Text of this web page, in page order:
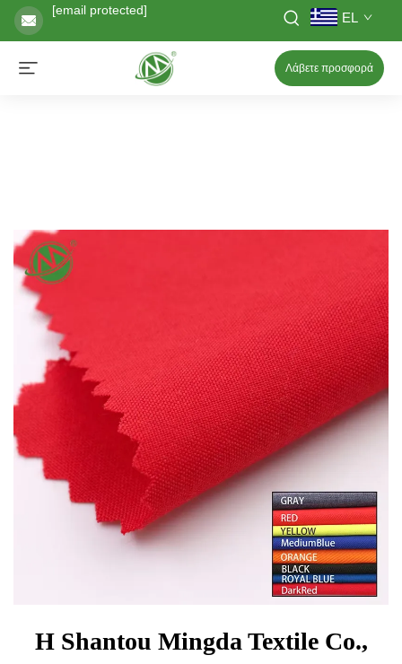
[email protected] EL
Λάβετε προσφορά
Η Shantou Mingda Textile Co.,